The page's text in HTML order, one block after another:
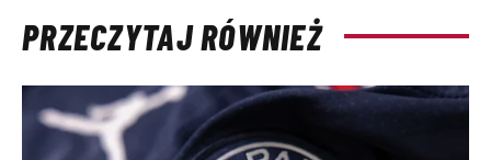
PRZECZYTAJ RÓWNIEŻ